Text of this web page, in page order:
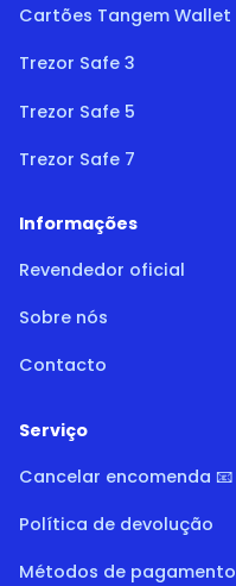
Cartões Tangem Wallet
Trezor Safe 3
Trezor Safe 5
Trezor Safe 7
Informações
Revendedor oficial
Sobre nós
Contacto
Serviço
Cancelar encomenda 📧
Política de devolução
Métodos de pagamento